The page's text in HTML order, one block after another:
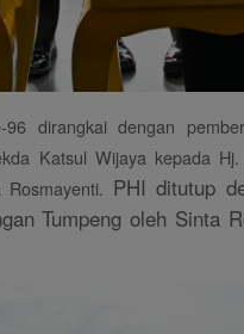
dirangkai dengan
Katsul Wijaya kepada
PHI ditutup
Tumpeng oleh Sinta